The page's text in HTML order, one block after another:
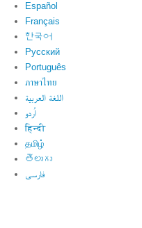
Español
Français
한국어
Русский
Português
ภาษาไทย
اللغة العربية
اُردو
हिन्दी
தமிழ்
తెలుగు
فارسی